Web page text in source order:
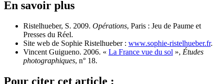
En savoir plus
Ristelhueber, S. 2009. Opérations, Paris : Jeu de Paume et
Presses du Réel.
Site web de Sophie Ristelhueber : www.sophie-ristelhueber.fr.
Vincent Guigueno. 2006. « La France vue du sol », Études
photographiques, n° 18.
Pour citer cet article :